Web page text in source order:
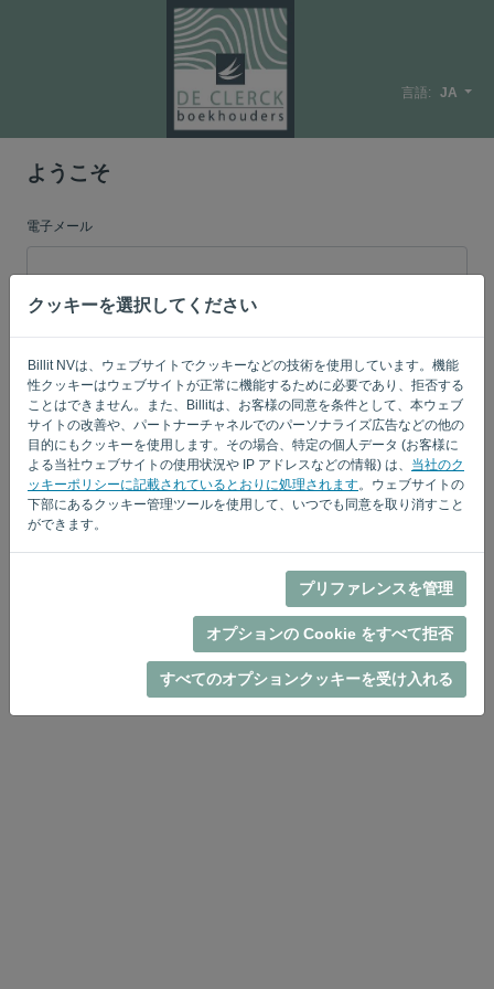
クッキーを選択してください
Billit NVは、ウェブサイトでクッキーなどの技術を使用しています。機能
性クッキーはウェブサイトが正常に機能するために必要であり、拒否する
ことはできません。また、Billitは、お客様の同意を条件として、本ウェブ
サイトの改善や、パートナーチャネルでのパーソナライズ広告などの他の
目的にもクッキーを使用します。その場合、特定の個人データ (お客様に
よる当社ウェブサイトの使用状況や IP アドレスなどの情報) は、 当社のク
ッキーポリシーに記載されているとおりに処理されます。ウェブサイトの
下部にあるクッキー管理ツールを使用して、いつでも同意を取り消すこと
ができます。
プリファレンスを管理
オプションの Cookie をすべて拒否
すべてのオプションクッキーを受け入れる
言語: JA
ようこそ
電子メール
[パスワード]
私を覚えている パスワードを忘れた?
ログイン
規約と条件